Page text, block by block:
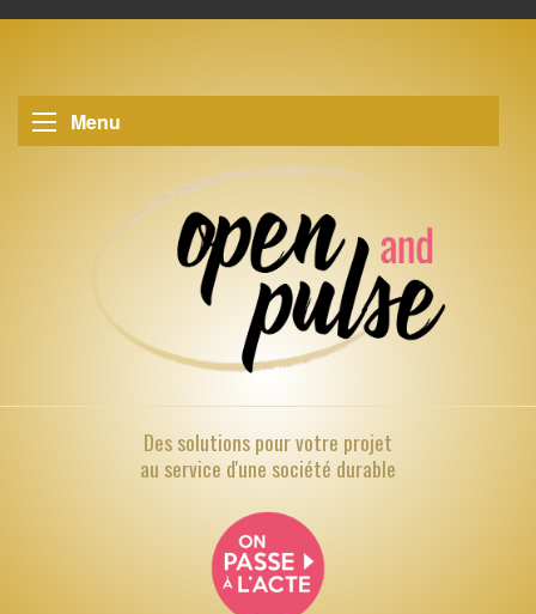
Menu
Des solutions pourvotre projet
au service d'une société durable